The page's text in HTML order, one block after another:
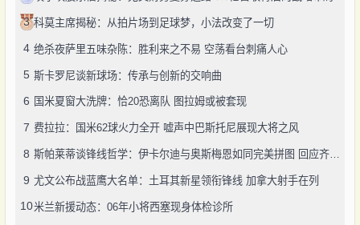
3 科莫主席揭秘：从拍片场到足球梦，小法改变了一切
4 绝杀夜萨里五味杂陈：胜利来之不易 空荡看台刺痛人心
5 斯卡罗尼谈新球场：传承与创新的交响曲
6 国米夏窗大洗牌：恰20恐离队 图拉姆或被套现
7 费拉拉：国米62球火力全开 嘘声中巴斯托尼展现大将之风
8 斯帕莱蒂谈锋线哲学：伊卡尔迪与奥斯梅恩如同完美拼图 回应齐沃争议言论显格局
9 尤文公布战蓝鹰大名单：土耳其新星领衔锋线 加拿大射手在列
10米兰新援动态：06年小将西塞现身体检诊所